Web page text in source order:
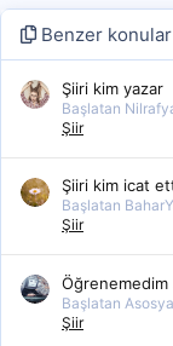
Benzer konular
Şiiri kim yazar
Başlatan
Şiir
Şiiri kim icat
Başlatan
Şiir
Öğrenemedim
Başlatan
Şiir